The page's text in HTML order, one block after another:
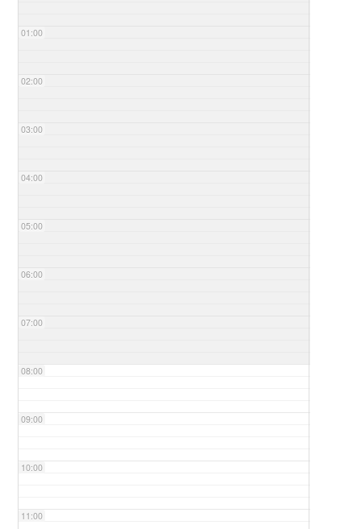
01:00
02:00
03:00
04:00
05:00
06:00
07:00
08:00
09:00
10:00
11:00